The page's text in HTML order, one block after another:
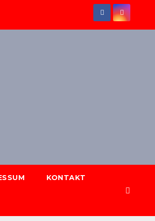
KONTAKT